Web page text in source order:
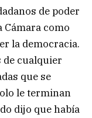
de poder
como
la democracia.
de cualquier
que se
le terminan
dijo que había